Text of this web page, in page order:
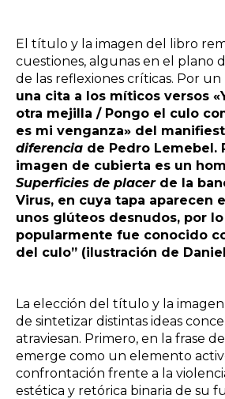
El título y la imagen del libro
cuestiones, algunas en el plano
de las reflexiones críticas. Por un
una cita a los míticos versos
otra mejilla / Pongo el culo
es mi venganza» del
diferencia de Pedro Lemebel.
imagen de cubierta es un
Superficies de placerde la
Virus, en cuya tapa aparecen
unos glúteos desnudos, por
popularmente fue conocido
del culo” (ilustración de
La elección del título y la
de sintetizar distintas ideas
atraviesan. Primero, en la frase
emerge como un elemento
confrontación frente a la
estética y retórica binaria de su